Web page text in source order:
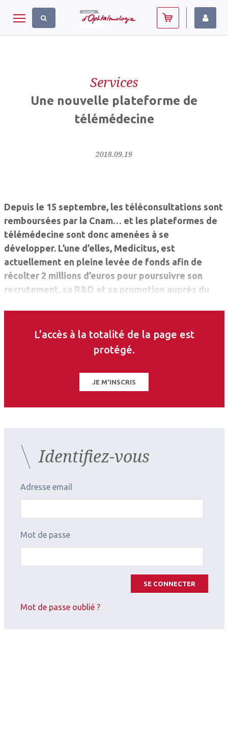
Toggle navigation
Services
Une nouvelle plateforme de
télémédecine
2018.09.19
Depuis le 15 septembre, les téléconsultations sont
remboursées par la Cnam… et les plateformes de
télémédecine sont donc amenées à se
développer. L’une d’elles, ­Medicitus, est
actuellement en pleine levée de fonds afin de
récolter 2 millions d’euros pour poursuivre son
recrutement, sa R&D et sa promotion auprès du
L'accès à la totalité de la page est
protégé.
JE M'INSCRIS
Identifiez-vous
Adresse email
Mot de passe
SE CONNECTER
Mot de passe oublié ?
Panneau de gestion des cookies